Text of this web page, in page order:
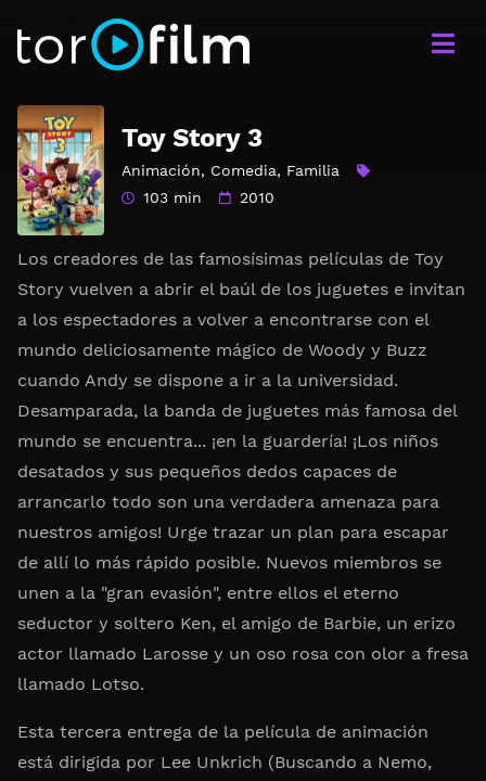
Toy Story 3
Animación, Comedia, Familia
103 min
2010
Los creadores de las famosísimas películas de Toy
Story vuelven a abrir el baúl de los juguetes e invitan
a los espectadores a volver a encontrarse con el
mundo deliciosamente mágico de Woody y Buzz
cuando Andy se dispone a ir a la universidad.
Desamparada, la banda de juguetes más famosa del
mundo se encuentra... ¡en la guardería! ¡Los niños
desatados y sus pequeños dedos capaces de
arrancarlo todo son una verdadera amenaza para
nuestros amigos! Urge trazar un plan para escapar
de allí lo más rápido posible. Nuevos miembros se
unen a la "gran evasión", entre ellos el eterno
seductor y soltero Ken, el amigo de Barbie, un erizo
actor llamado Larosse y un oso rosa con olor a fresa
llamado Lotso.
Esta tercera entrega de la película de animación
está dirigida por Lee Unkrich (Buscando a Nemo,